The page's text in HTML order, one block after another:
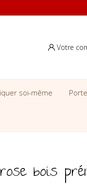
Votre
soi-même
bois